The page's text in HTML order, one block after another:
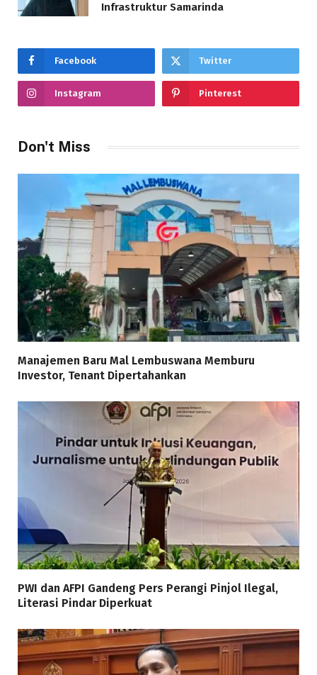
Infrastruktur Samarinda
Facebook Twitter
Instagram Pinterest
Don't Miss
Manajemen Baru Mal Lembuswana Memburu
Investor, Tenant Dipertahankan
PWI dan AFPI Gandeng Pers Perangi Pinjol Ilegal,
Literasi Pindar Diperkuat